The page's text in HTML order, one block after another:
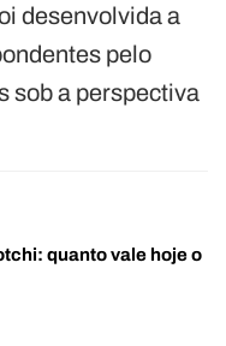
desenvolvida a
pelo
sob a perspectiva
quanto vale hoje o